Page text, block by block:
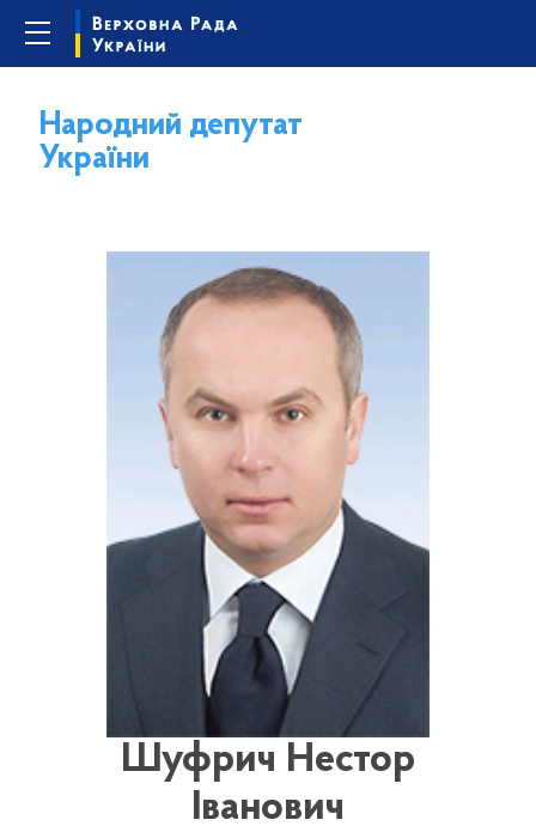
Народний депутат
України
Шуфрич Нестор
Іванович